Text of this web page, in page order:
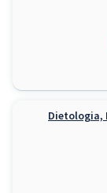
Dietologia,